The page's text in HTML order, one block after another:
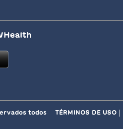
todos
TÉRMINOS DE USO